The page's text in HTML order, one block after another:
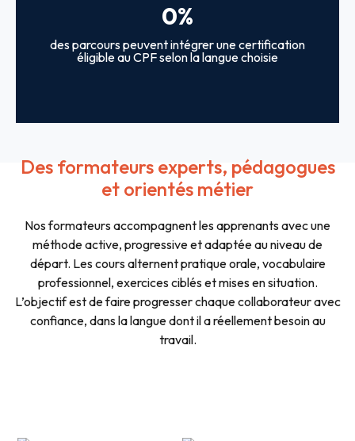
0%
des parcours peuvent intégrer une certification
éligible au CPF selon la langue choisie
Des formateurs experts, pédagogues
et orientés métier
Nos formateurs accompagnent les apprenants avec une
méthode active, progressive et adaptée au niveau de
départ. Les cours alternent pratique orale, vocabulaire
professionnel, exercices ciblés et mises en situation.
L’objectif est de faire progresser chaque collaborateur avec
confiance, dans la langue dont il a réellement besoin au
travail.